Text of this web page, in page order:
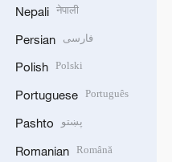
Nepali नेपाली
Persian فارسی
Polish Polski
Portuguese Português
Pashto پښتو
Romanian Română